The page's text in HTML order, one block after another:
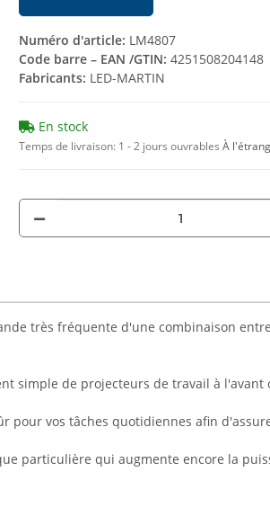
Numéro d'article: LM4807
Code barre – EAN /GTIN: 4251508204148
Fabricants: LED-MARTIN
En stock
Temps de livraison: 1 - 2 jours ouvrables À
très fréquente d'une combinaison
simple de projecteurs de travail à
pour vos tâches quotidiennes afin
particulière qui augmente encore la